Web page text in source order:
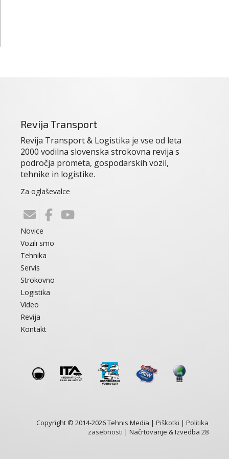
Revija Transport
Revija Transport & Logistika je vse od leta
2000 vodilna slovenska strokovna revija s
področja prometa, gospodarskih vozil,
tehnike in logistike.
Za oglaševalce
Novice
Vozili smo
Tehnika
Servis
Strokovno
Logistika
Video
Revija
Kontakt
Copyright © 2014-2026 Tehnis Media | Piškotki | Politika
zasebnosti | Načrtovanje & Izvedba 28